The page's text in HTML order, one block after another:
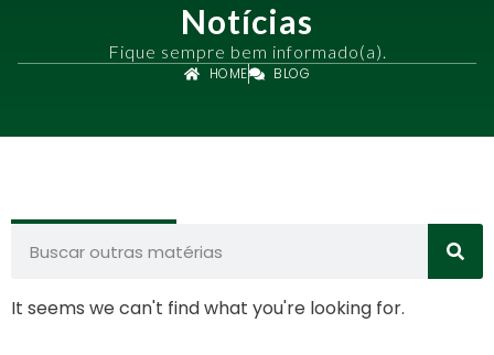
Notícias
Fique sempre bem informado(a).
HOME BLOG
It seems we can't find what you're looking for.